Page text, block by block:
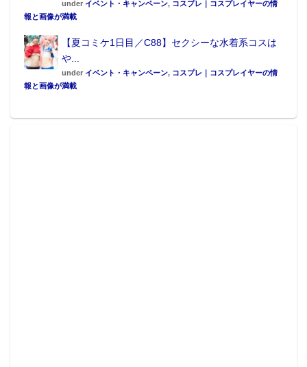
1ポンド＝約453gもの自家製ローストビーフを器から
under イベント・キャンペーン, コスプレ｜コスプレイヤーの情
報と画像が満載
【夏コミケ1日目／C88】セクシーな水着系コスは
や...
under イベント・キャンペーン, コスプレ｜コスプレイヤーの情
報と画像が満載